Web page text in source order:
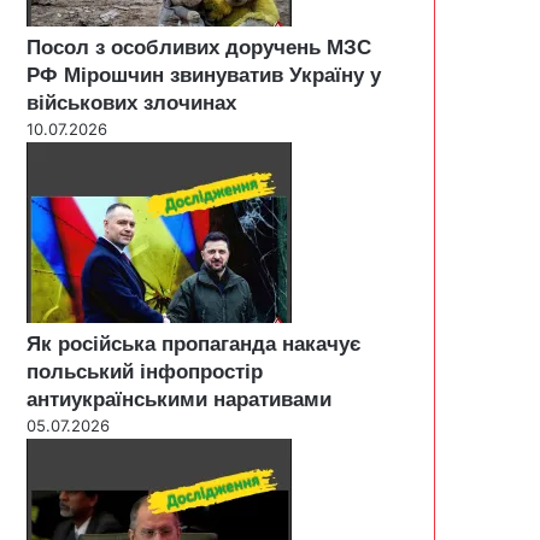
Посол з особливих доручень МЗС
РФ Мірошчин звинуватив Україну у
військових злочинах
10.07.2026
Як російська пропаганда накачує
польський інфопростір
антиукраїнськими наративами
05.07.2026